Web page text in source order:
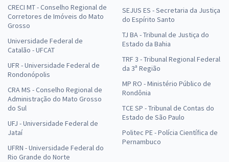
CRECI MT - Conselho Regional de
Corretores de Imóveis do Mato
Grosso
Universidade Federal de
Catalão - UFCAT
UFR - Universidade Federal de
Rondonópolis
CRA MS - Conselho Regional de
Administração do Mato Grosso
do Sul
UFJ - Universidade Federal de
Jataí
UFRN - Universidade Federal do
Rio Grande do Norte
SEJUS ES - Secretaria da Justiça
do Espírito Santo
TJ BA - Tribunal de Justiça do
Estado da Bahia
TRF 3 - Tribunal Regional Federal
da 3ª Região
MP RO - Ministério Público de
Rondônia
TCE SP - Tribunal de Contas do
Estado de São Paulo
Politec PE - Polícia Científica de
Pernambuco